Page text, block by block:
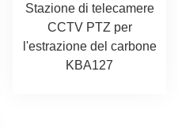
Stazione di telecamere
CCTV PTZ per
l'estrazione del carbone
KBA127